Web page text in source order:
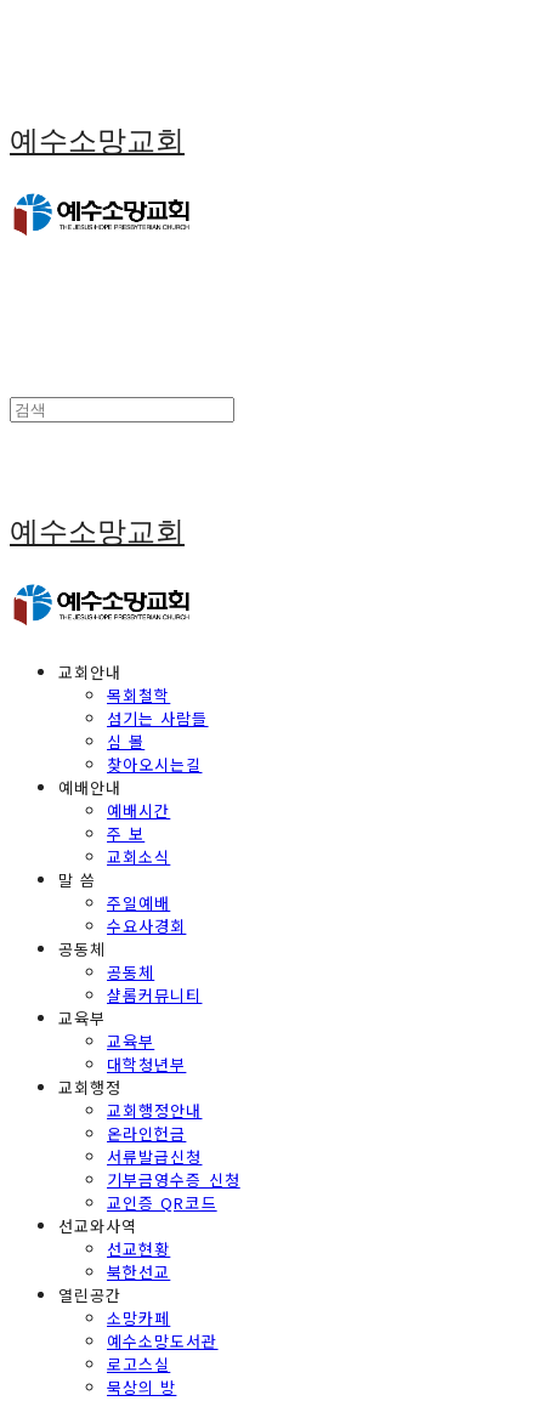
예수소망교회
예수소망교회
교회안내
목회철학
섬기는 사람들
심 볼
찾아오시는길
예배안내
예배시간
주 보
교회소식
말 씀
주일예배
수요사경회
공동체
공동체
샬롬커뮤니티
교육부
교육부
대학청년부
교회행정
교회행정안내
온라인헌금
서류발급신청
기부금영수증 신청
교인증 QR코드
선교와사역
선교현황
북한선교
열린공간
소망카페
예수소망도서관
로고스실
묵상의 방